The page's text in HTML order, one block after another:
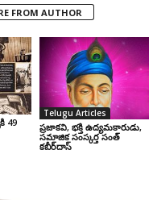
FROM AUTHOR
49
Telugu Articles
ప్రజాకవి, భక్తి ఉద్యమకారుడు,
సమాజిక సంస్కర్త సంత్‌
కబీర్‌దాస్‌